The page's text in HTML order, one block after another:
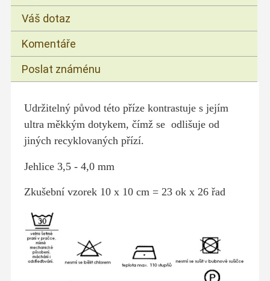
Váš dotaz
Komentáře
Poslat známénu
Udržitelný původ této příze kontrastuje s jejím
ultra měkkým dotykem, čímž se odlišuje od
jiných recyklovaných přízí.
Jehlice 3,5 - 4,0 mm
Zkušební vzorek 10 x 10 cm = 23 ok x 26 řad